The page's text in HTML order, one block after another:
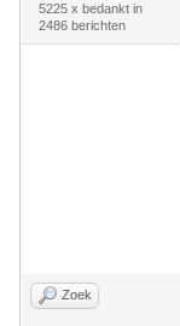
5225 x bedankt in
2486 berichten
Zoek